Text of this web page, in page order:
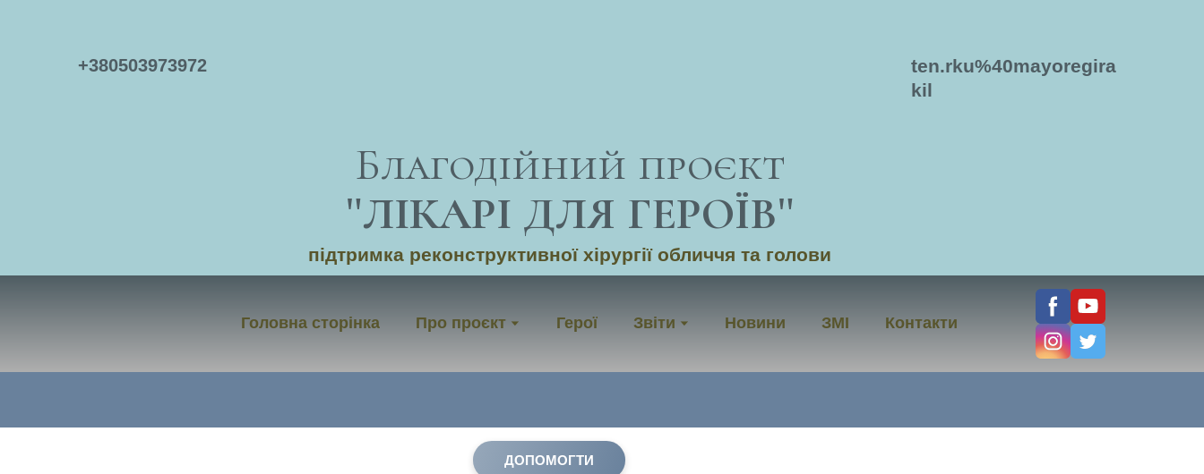
+380503973972
Благодійний проєкт
"ЛІКАРІ ДЛЯ ГЕРОЇВ"
підтримка реконструктивної хірургії обличчя та голови
ten.rku%40mayoregira
kil
Головна сторінка Про проєкт Герої Звіти Новини ЗМІ Контакти
ДОПОМОГТИ